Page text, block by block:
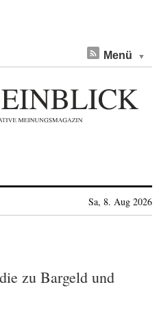
Menü
Sa, 8. Aug 2026
zu Bargeld und